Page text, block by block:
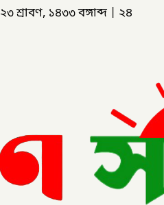
২৩ শ্রাবণ, ১৪৩৩ বঙ্গাব্দ
২৪